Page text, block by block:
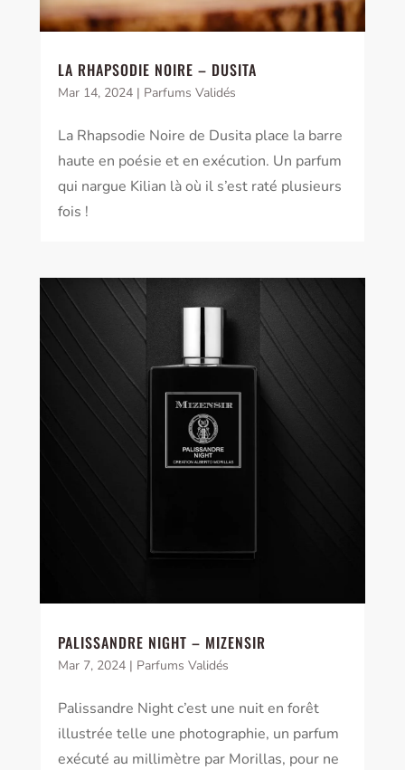
LA RHAPSODIE NOIRE – DUSITA
Mar 14, 2024| Parfums Validés
La Rhapsodie Noire de Dusita place la barre
haute en poésie et en exécution. Un parfum
qui nargue Kilian là où il s’est raté plusieurs
fois !
PALISSANDRE NIGHT – MIZENSIR
Mar 7, 2024| Parfums Validés
Palissandre Night c’est une nuit en forêt
illustrée telle une photographie, un parfum
exécuté au millimètre par Morillas, pour ne